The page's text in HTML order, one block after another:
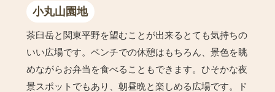
小丸山園地
茶臼岳と関東平野を望むことが出来るとても気持ちの
いい広場です。ベンチでの休憩はもちろん、景色を眺
めながらお弁当を食べることもできます。ひそかな夜
景スポットでもあり、朝昼晩と楽しめる広場です。ド